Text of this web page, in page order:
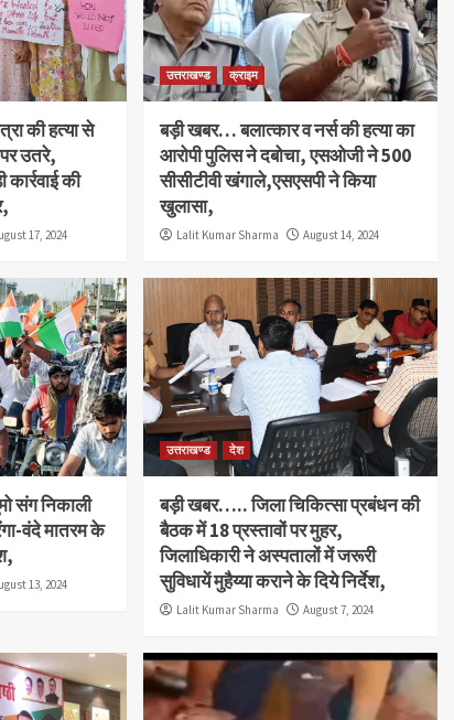
की हत्या से
उतरे,
की
17, 2024
उत्तराखण्ड क्राइम
बड़ी खबर… बलात्कार व नर्स की हत्या का
आरोपी पुलिस ने दबोचा, एसओजी ने 500
सीसीटीवी खंगाले,एसएसपी ने किया
खुलासा,
Lalit Kumar Sharma August 14, 2024
संग निकाली
वंदे मातरम के
13, 2024
उत्तराखण्ड देश
बड़ी खबर….. जिला चिकित्सा प्रबंधन की
बैठक में 18 प्रस्तावों पर मुहर,
जिलाधिकारी ने अस्पतालों में जरूरी
सुविधायें मुहैय्या कराने के दिये निर्देश,
Lalit Kumar Sharma August 7, 2024